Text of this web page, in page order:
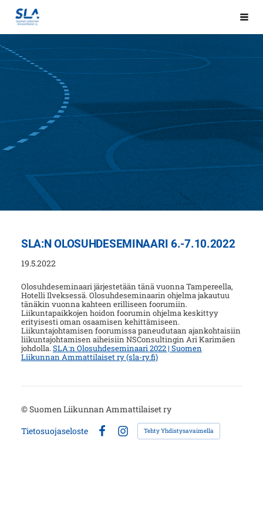
Siirry
sivun
sisältöön
Sivuston etusivulle
SLA:N OLOSUHDESEMINAARI 6.-7.10.2022
19.5.2022
Olosuhdeseminaari järjestetään tänä vuonna Tampereella,
Hotelli Ilveksessä. Olosuhdeseminaarin ohjelma jakautuu
tänäkin vuonna kahteen erilliseen foorumiin.
Liikuntapaikkojen hoidon foorumin ohjelma keskittyy
erityisesti oman osaamisen kehittämiseen.
Liikuntajohtamisen foorumissa paneudutaan ajankohtaisiin
liikuntajohtamisen aiheisiin NSConsultingin Ari Karimäen
johdolla. SLA:n Olosuhdeseminaari 2022 | Suomen
Liikunnan Ammattilaiset ry (sla-ry.fi)
©Suomen Liikunnan Ammattilaiset ry
Tietosuojaseloste
FacebookInstagram
Tehty Yhdistysavaimella